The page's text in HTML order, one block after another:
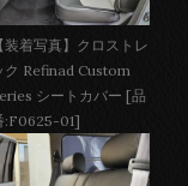
【装着写真】クロストレ
ク Refinad Custom
シートカバー [品
:F0625-01]